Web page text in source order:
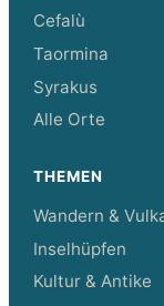
Cefalù
Taormina
Syrakus
Alle Orte
THEMEN
Wandern &
Inselhüpfen
Kultur & Antike